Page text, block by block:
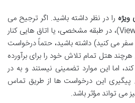
را در نظر داشته باشید. اگر ترجیح می
دهید اتاقی با منظره خاص (View)، در طبقه مشخصی، یا اتاق هایی کنار
سفر می کنید) داشته باشید، حتماً درخواست
هرچند هتل تمام تلاش خود را برای برآورده
اما این موارد تضمینی نیستند و به در
این درخواست ها از طریق تماس
می تواند مؤثر باشد.